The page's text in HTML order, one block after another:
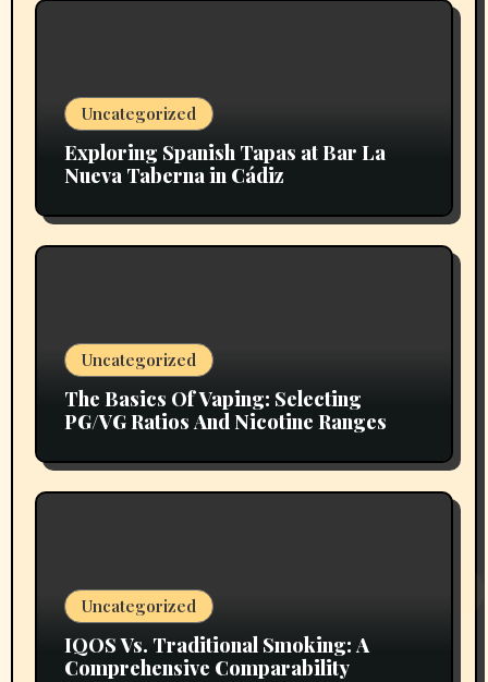
Uncategorized
Exploring Spanish Tapas at Bar La
Nueva Taberna in Cádiz
Uncategorized
The Basics Of Vaping: Selecting
PG/VG Ratios And Nicotine Ranges
Uncategorized
IQOS Vs. Traditional Smoking: A
Comprehensive Comparability